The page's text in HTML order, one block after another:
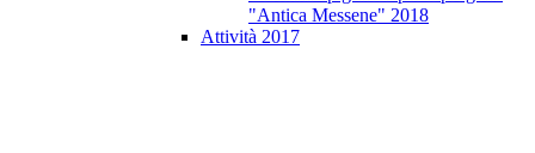
"Antica Messene" 2018
Attività 2017